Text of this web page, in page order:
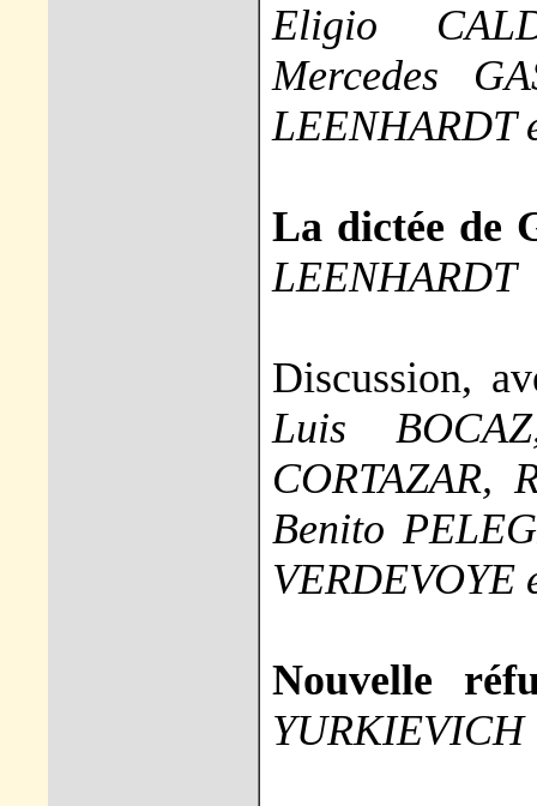
Eligio
Mercedes
LEENHARDT
La dictée de
LEENHARDT
Discussion,
Luis
CORTAZAR,
Benito
VERDEVOYE
Nouvelle
YURKIEVICH